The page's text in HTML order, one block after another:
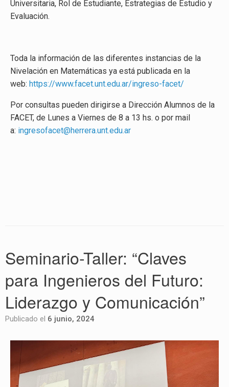
Universitaria, Rol de Estudiante, Estrategias de Estudio y
Evaluación.
Toda la información de las diferentes instancias de la
Nivelación en Matemáticas ya está publicada en la
web: https://www.facet.unt.edu.ar/ingreso-facet/
Por consultas pueden dirigirse a Dirección Alumnos de la
FACET, de Lunes a Viernes de 8 a 13 hs. o por mail
a: ingresofacet@herrera.unt.edu.ar
Seminario-Taller: “Claves
para Ingenieros del Futuro:
Liderazgo y Comunicación”
Publicado el 6 junio, 2024